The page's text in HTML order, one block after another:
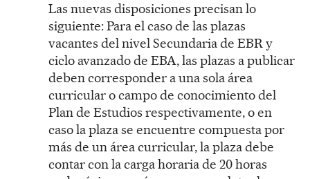
Las nuevas disposiciones precisan lo
siguiente: Para el caso de las plazas
vacantes del nivel Secundaria de EBR y
ciclo avanzado de EBA, las plazas a publicar
deben corresponder a una sola área
curricular o campo de conocimiento del
Plan de Estudios respectivamente, o en
caso la plaza se encuentre compuesta por
más de un área curricular, la plaza debe
contar con la carga horaria de 20 horas